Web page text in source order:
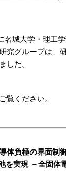
名城大学・理工
究グループは、
した。
覧ください。
体負極の界面制
を実現 －全固体